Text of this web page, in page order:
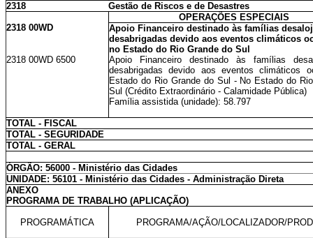
2318
Gestão de Riscos e de Desastres
OPERAÇÕES ESPECIAIS
2318 00WD
Apoio Financeiro destinado às famílias
desabrigadas devido aos eventos climáticos
no Estado do Rio Grande do Sul
2318 00WD 6500
Apoio Financeiro destinado às famílias
desabrigadas devido aos eventos climáticos
Estado do Rio Grande do Sul - No Estado do
Sul (Crédito Extraordinário - Calamidade Pública)
Família assistida (unidade): 58.797
TOTAL - FISCAL
TOTAL - SEGURIDADE
TOTAL - GERAL
ÓRGÃO: 56000 - Ministério das Cidades
UNIDADE: 56101 - Ministério das Cidades - Administração Direta
ANEXO
PROGRAMA DE TRABALHO (APLICAÇÃO)
PROGRAMÁTICA PROGRAMA/AÇÃO/LOCALIZADOR/